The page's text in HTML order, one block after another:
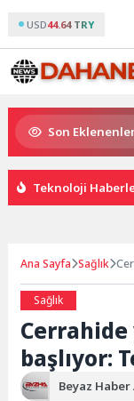
USD44.64 TRY
Son
Türkiye’nin ilk
Teknoloji
Ana Sayfa Sağlık
Sağlık
başlıyor:
Beyaz Haber